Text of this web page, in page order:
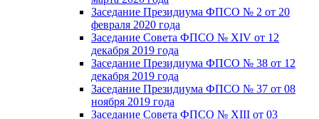
Заседание Президиума ФПСО № 2 от 20
февраля 2020 года
Заседание Совета ФПСО № XIV от 12
декабря 2019 года
Заседание Президиума ФПСО № 38 от 12
декабря 2019 года
Заседание Президиума ФПСО № 37 от 08
ноября 2019 года
Заседание Совета ФПСО № XIII от 03